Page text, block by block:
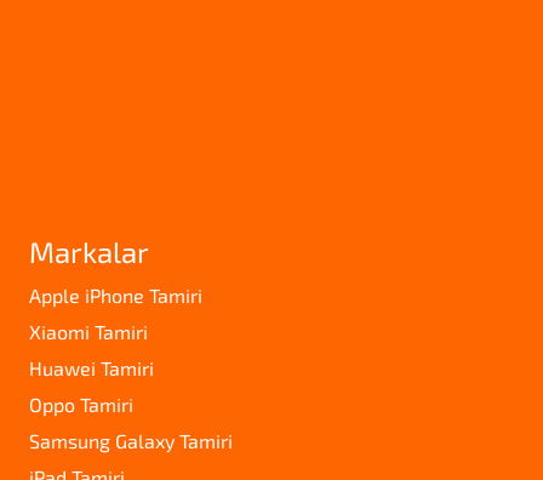
Markalar
Apple iPhone Tamiri
Xiaomi Tamiri
Huawei Tamiri
Oppo Tamiri
Samsung Galaxy Tamiri